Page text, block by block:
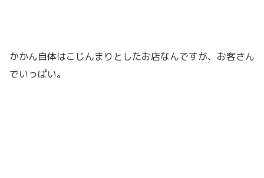
かかん自体はこじんまりとしたお店なんですが、お客さん
でいっぱい。